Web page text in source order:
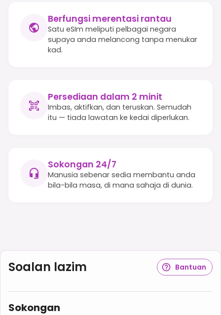
Berfungsi merentasi rantau
Satu eSIm meliputi pelbagai negara
supaya anda melancong tanpa menukar
kad.
Persediaan dalam 2 minit
Imbas, aktifkan, dan teruskan. Semudah
itu — tiada lawatan ke kedai diperlukan.
Sokongan 24/7
Manusia sebenar sedia membantu anda
bila-bila masa, di mana sahaja di dunia.
Soalan lazim Bantuan
Sokongan